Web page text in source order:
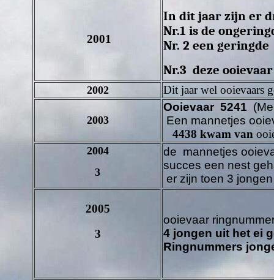
2001
In dit jaar zijn er
Nr.1 is de
Nr. 2 een
Nr.3 deze
2002 Dit jaar wel ooievaars
2003
Ooievaar 5241
Een mannetjes
4438 kwam van
2004
3
de mannetjes
succes een nest
er zijn toen 3
2005
3
ooievaar
4 jongen uit het ei
Ringnummers